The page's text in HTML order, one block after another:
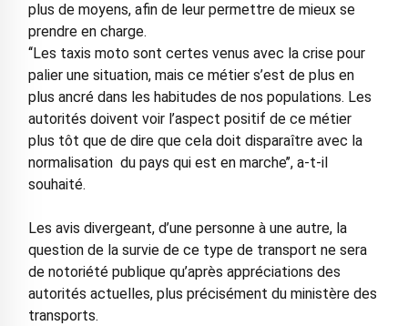
plus de moyens, afin de leur permettre de mieux se
prendre en charge.
‘‘Les taxis moto sont certes venus avec la crise pour
palier une situation, mais ce métier s’est de plus en
plus ancré dans les habitudes de nos populations. Les
autorités doivent voir l’aspect positif de ce métier
plus tôt que de dire que cela doit disparaître avec la
normalisation du pays qui est en marche’’, a-t-il
souhaité.
Les avis divergeant, d’une personne à une autre, la
question de la survie de ce type de transport ne sera
de notoriété publique qu’après appréciations des
autorités actuelles, plus précisément du ministère des
transports.